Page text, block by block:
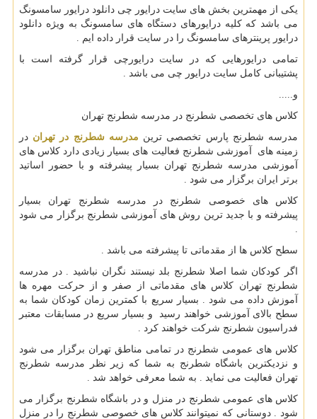
یکی از مهمترین بخش های سایت درایور چی دانلود درایور سامسونگ
می باشد که کلیه درایورهای دستگاه های سامسونگ به ویژه دانلود
درایور پرینترهای سامسونگ را در سایت قرار داده ایم .
تمامی درایورهایی که در سایت درایورچی قرار گرفته است با
پشتیبانی کامل سایت درایور چی می باشد .
و.....
کلاس های تخصصی شطرنج در مدرسه شطرنج تهران
مدرسه شطرنج پارس تخصصی ترین مدرسه شطرنج در تهران در
زمینه های آموزشی شطرنج فعالیت های بسیار زیادی دارد کلاس های
آموزشی مدرسه شطرنج تهران بسیار پیشرفته و با حضور اساتید
برتر ایران برگزار می شود .
کلاس های خصوصی شطرنج در مدرسه شطرنج تهران بسیار
پیشرفته و با جدید ترین روش های آموزشی شطرنج برگزار می شود
سطح کلاس ها از مقدماتی تا پیشرفته می باشد .
اگر کودکان شما اصلا شطرنج بلد نیستند نگران نباشید . در مدرسه
شطرنج تهران کلاس های مقدماتی از صفر و از حرکت مهره ها
آموزش داده می شود . بسیار سریع با کمترین زمان کودکان شما به
سطح بالای آموزشی خواهند رسید و بسیار سریع در مسابقات معتبر
فدراسیون شطرنج شرکت خواهند کرد .
کلاس های عمومی شطرنج در تمامی مناطق تهران برگزار می شود
و نزدیکترین باشگاه شطرنج به شما که زیر نظر مدرسه شطرنج
تهران فعالیت می نماید . به شما معرفی خواهد شد .
کلاس های عمومی شطرنج در منزل و در باشگاه شطرنج برگزار می
شود . دوستانی که نمیتوانند کلاس های خصوصی شطرنج را در منزل